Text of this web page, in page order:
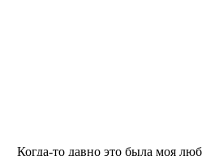
Когда-то давно это была моя